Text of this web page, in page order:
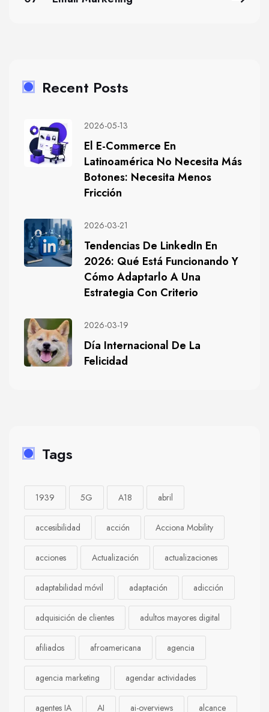
Recent Posts
2026-05-13
El E-Commerce En
Latinoamérica No Necesita Más
Botones: Necesita Menos
Fricción
2026-03-21
Tendencias De LinkedIn En
2026: Qué Está Funcionando Y
Cómo Adaptarlo A Una
Estrategia Con Criterio
2026-03-19
Día Internacional De La
Felicidad
Tags
1939 5G A18 abril
accesibilidad acción Acciona Mobility
acciones Actualización actualizaciones
adaptabilidad móvil adaptación adicción
adquisición de clientes adultos mayores digital
afiliados afroamericana agencia
agencia marketing agendar actividades
agentes IA AI ai-overviews alcance